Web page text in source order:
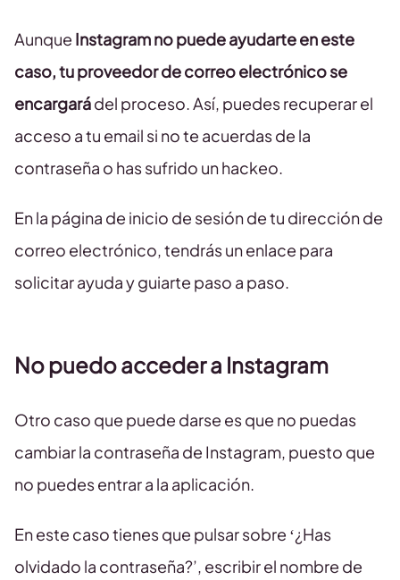
Aunque Instagram no puede ayudarte en este
caso, tu proveedor de correo electrónico se
encargarádel proceso. Así, puedes recuperar el
acceso a tu email si no te acuerdas de la
contraseña o has sufrido un hackeo.
En la página de inicio de sesión de tu dirección de
correo electrónico, tendrás un enlace para
solicitar ayuda y guiarte paso a paso.
No puedo acceder a Instagram
Otro caso que puede darse es que no puedas
cambiar la contraseña de Instagram, puesto que
no puedes entrar a la aplicación.
En este caso tienes que pulsar sobre ‘¿Has
olvidado la contraseña?’, escribir el nombre de